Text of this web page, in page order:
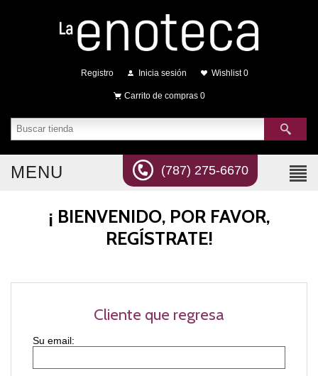
Registro Inicia sesión Wishlist 0
Carrito de compras 0
(787) 275-6670
MENU
¡ BIENVENIDO, POR FAVOR,
REGÍSTRATE!
Cliente que regresa